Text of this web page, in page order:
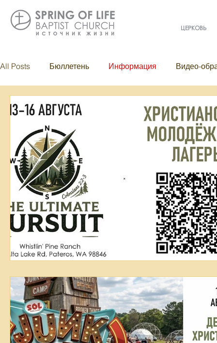
ЦЕРКОВЬ
All Posts Бюллетень Информация Видео-
Проповедь Годовой отчёт События